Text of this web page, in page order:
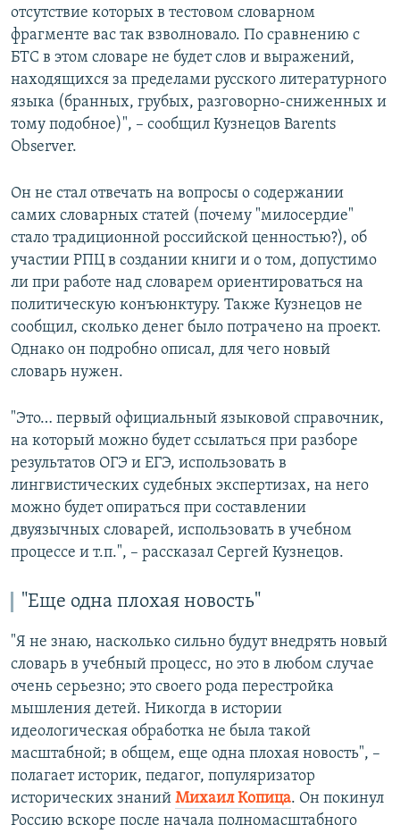
отсутствие которых в тестовом словарном
фрагменте вас так взволновало. По сравнению с
БТС в этом словаре не будет слов и выражений,
находящихся за пределами русского литературного
языка (бранных, грубых, разговорно-сниженных и
тому подобное)", – сообщил Кузнецов Barents
Observer.
Он не стал отвечать на вопросы о содержании
самих словарных статей (почему "милосердие"
стало традиционной российской ценностью?), об
участии РПЦ в создании книги и о том, допустимо
ли при работе над словарем ориентироваться на
политическую конъюнктуру. Также Кузнецов не
сообщил, сколько денег было потрачено на проект.
Однако он подробно описал, для чего новый
словарь нужен.
"Это… первый официальный языковой справочник,
на который можно будет ссылаться при разборе
результатов ОГЭ и ЕГЭ, использовать в
лингвистических судебных экспертизах, на него
можно будет опираться при составлении
двуязычных словарей, использовать в учебном
процессе и т.п.", – рассказал Сергей Кузнецов.
"Еще одна плохая новость"
"Я не знаю, насколько сильно будут внедрять новый
словарь в учебный процесс, но это в любом случае
очень серьезно; это своего рода перестройка
мышления детей. Никогда в истории
идеологическая обработка не была такой
масштабной; в общем, еще одна плохая новость", –
полагает историк, педагог, популяризатор
исторических знаний Михаил Копица. Он покинул
Россию вскоре после начала полномасштабного